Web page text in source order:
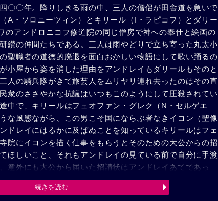
〇〇年。降りしきる雨の中、三人の僧侶が田舎道を急いで
A・ソロニーツィン）とキリール（I・ラピコフ）とダリー
のアンドロニコフ修道院の同じ僧房で神への奉仕と絵画の
鑽の仲間たちである。三人は雨やどりで立ち寄った丸太小
聖職者の道徳的廃退を面白おかしい物語にして歌い踊るの
小屋から姿を消した理由をアンドレイもダリールもそのと
人の騎兵隊がきて旅芸人をムリヤリ連れ去ったのはその直
衆のささやかな抗議はいつもこのようにして圧殺されてい
中で、キリールはフェオファン・グレク（N・セルゲエ
な風態ながら、この男こそ国にならぶ者なきイコン（聖像
ドレイにはるかに及ばぬことを知っているキリールはフェ
院にイコンを描く仕事をもらうとそのための大公からの招
ほしいこと、それもアンドレイの見ている前で自分に手渡
意外にも大公から届いた招請状はアンドレイあてであっ
くキリールの魂胆を見抜いたのだ。落胆と憤懣からキリー
たまりと決めつけ、宗教界の堕落を罵って、僧職を捨て俗
続きを読む